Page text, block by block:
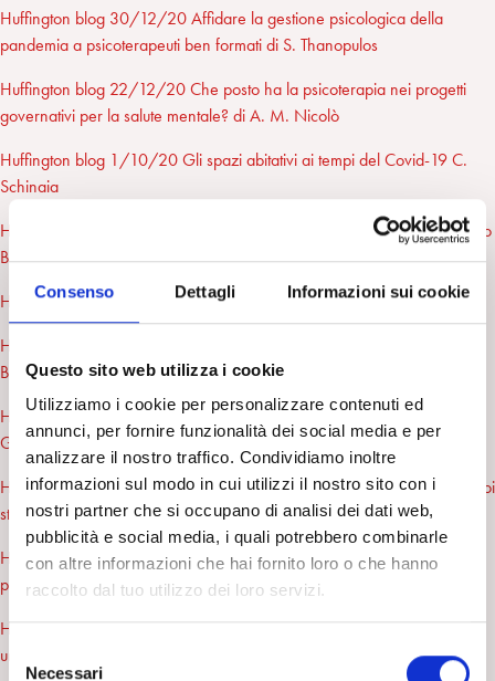
Consenso Dettagli Informazioni sui cookie
Questo sito web utilizza i cookie
Utilizziamo i cookie per personalizzare contenuti ed
annunci, per fornire funzionalità dei social media e per
analizzare il nostro traffico. Condividiamo inoltre
informazioni sul modo in cui utilizzi il nostro sito con i
nostri partner che si occupano di analisi dei dati web,
pubblicità e social media, i quali potrebbero combinarle
con altre informazioni che hai fornito loro o che hanno
raccolto dal tuo utilizzo dei loro servizi.
Necessari
Huffington blog 30/12/20 Affidare la gestione psicologica della
pandemia a psicoterapeuti ben formati di S. Thanopulos
Huffington blog 22/12/20 Che posto ha la psicoterapia nei progetti
governativi per la salute mentale? di A. M. Nicolò
Huffington blog 1/10/20 Gli spazi abitativi ai tempi del Covid-19 C.
Schinaia
Huffingtonblog 31/8/20 E. M. Izzo La rivoluzione incompiuta di Franco
Basaglia
Huffington blog 8/7/2020 Inguaribili speranze R. Corsa
Huffington blog 11/06/20 L’incertezza della contemporaneità. C.
Brosio
Huffington blog 1/06/20 Pandemia e piacere dell’isolamento. G.
Giustino
Huffington blog 15/05/20 L’altro ci angoscia ma l’altro siamo anche noi
stessi A. Baldassarro
Huffington blog 4/05/20 Sulla soglia della fase due, il diritto ad aver
paura G. Saraò
Huffington blog 24/04/20 Umano/disumano. Verso quale forma di
umanità? L. Preta